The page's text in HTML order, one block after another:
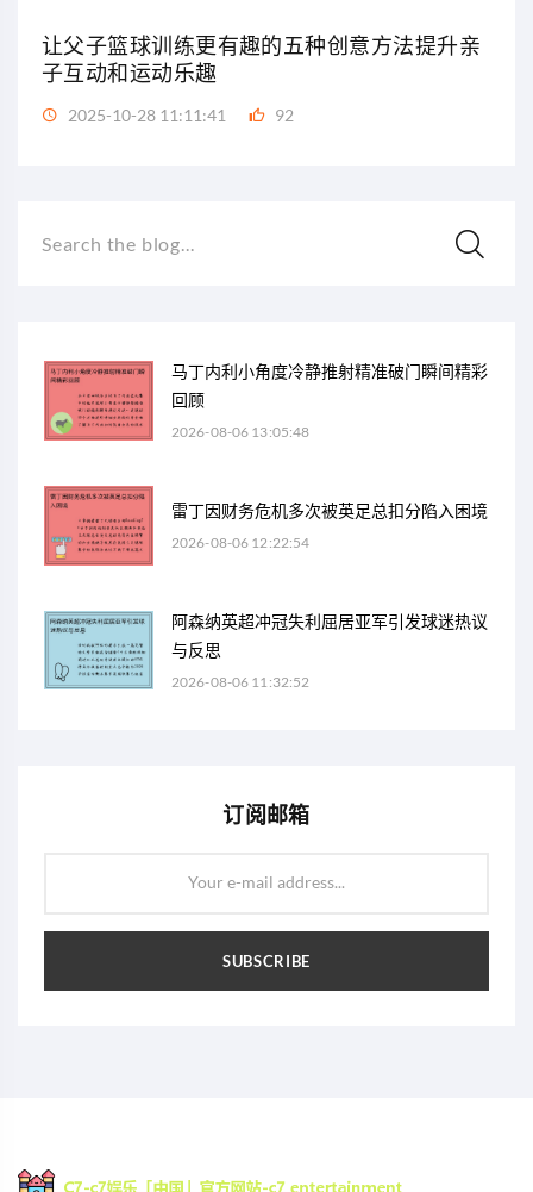
让父子篮球训练更有趣的五种创意方法提升亲
子互动和运动乐趣
2025-10-28 11:11:41 92
Search the blog...
马丁内利小角度冷静推射精准破门瞬间精彩
回顾
2026-08-06 13:05:48
雷丁因财务危机多次被英足总扣分陷入困境
2026-08-06 12:22:54
阿森纳英超冲冠失利屈居亚军引发球迷热议
与反思
2026-08-06 11:32:52
订阅邮箱
Your e-mail address...
SUBSCRIBE